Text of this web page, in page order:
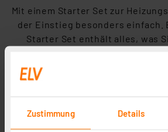
Zustimmung Details
Mit einem Starter Set zur
der Einstieg besonders einfach.
Starter Set enthält alles, was
smart – bei uns finden Sie
Raumtemperatur einfach